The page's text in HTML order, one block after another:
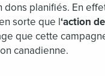
planifiés. En
sorte que l‘action
que cette
canadienne.